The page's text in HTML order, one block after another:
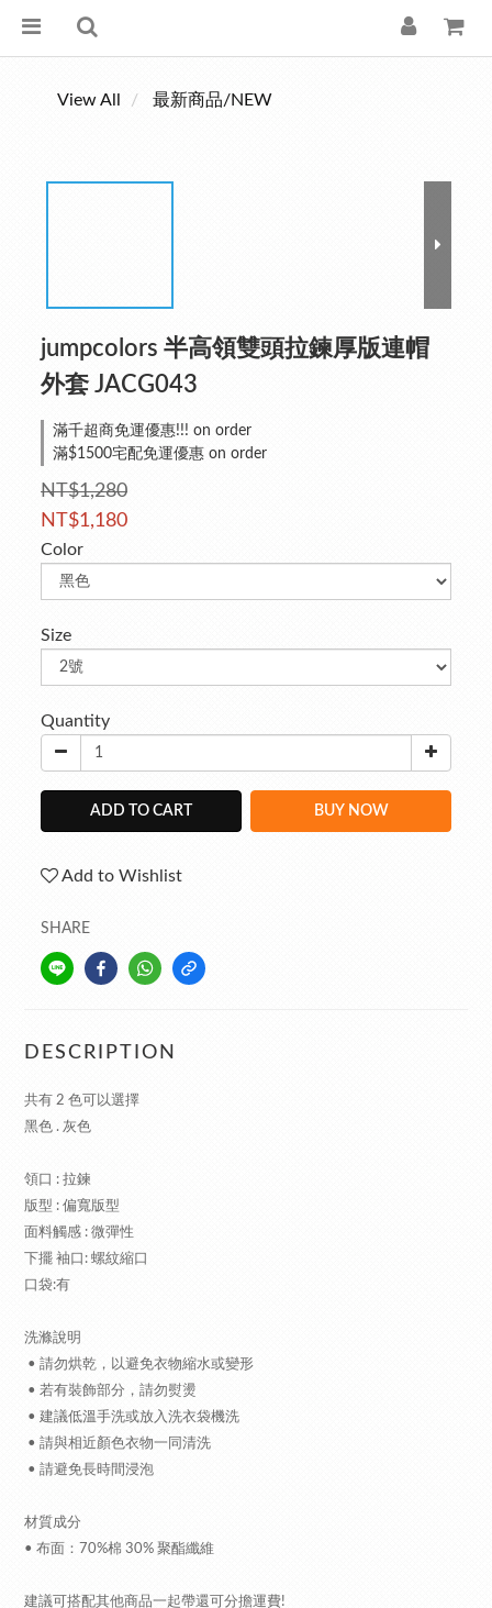
View All 最新商品/NEW
jumpcolors 半高領雙頭拉鍊厚版連帽
外套 JACG043
滿千超商免運優惠!!! on order
滿$1500宅配免運優惠 on order
NT$1,280
NT$1,180
Color
Size
Quantity
ADD TO CART BUY NOW
Add to Wishlist
SHARE
DESCRIPTION
共有 2 色可以選擇
黑色 . 灰色
領口 : 拉鍊
版型 : 偏寬版型
面料觸感 : 微彈性
下擺 袖口: 螺紋縮口
口袋:有
洗滌說明
• 請勿烘乾，以避免衣物縮水或變形
• 若有裝飾部分，請勿熨燙
• 建議低溫手洗或放入洗衣袋機洗
• 請與相近顏色衣物一同清洗
• 請避免長時間浸泡
材質成分
• 布面：70%棉 30% 聚酯纖維
建議可搭配其他商品一起帶還可分擔運費!